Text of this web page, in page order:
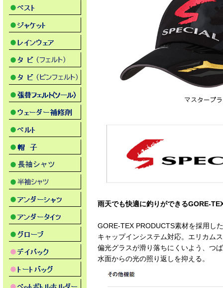
雨天でも快適に釣りができるGORE-
GORE-TEX PRODUCTS素材を採用し
キャップインシステム対応。エリカム
偏光グラスが滑り落ちにくいよう、つ
水面からの光の照り返しを抑える。